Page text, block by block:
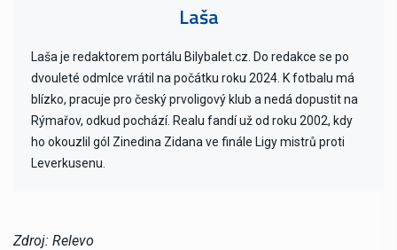
Laša
Laša je redaktorem portálu Bilybalet.cz. Do redakce se po
dvouleté odmlce vrátil na počátku roku 2024. K fotbalu má
blízko, pracuje pro český prvoligový klub a nedá dopustit na
Rýmařov, odkud pochází. Realu fandí už od roku 2002, kdy
ho okouzlil gól Zinedina Zidana ve finále Ligy mistrů proti
Leverkusenu.
Zdroj: Relevo